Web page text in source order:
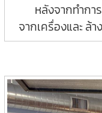
หลังจากทำการ
จากเครื่องและ ล้